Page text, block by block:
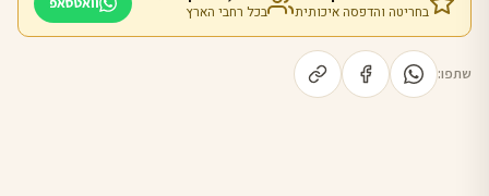
בחריטה והדפסה איכותית
בכל רחבי הארץ
שתפו: